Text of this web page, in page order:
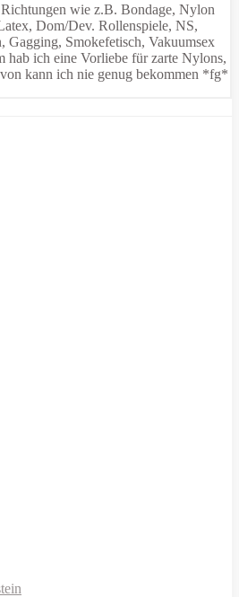
wie z.B. Bondage, Nylon
Dom/Dev. Rollenspiele, NS,
Gagging, Smokefetisch, Vakuumsex
hab ich eine Vorliebe für zarte Nylons,
kann ich nie genug bekommen *fg*